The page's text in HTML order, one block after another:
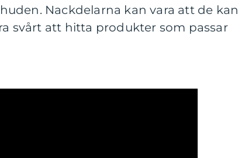
Nackdelarna kan vara att de kan
svårt att hitta produkter som passar